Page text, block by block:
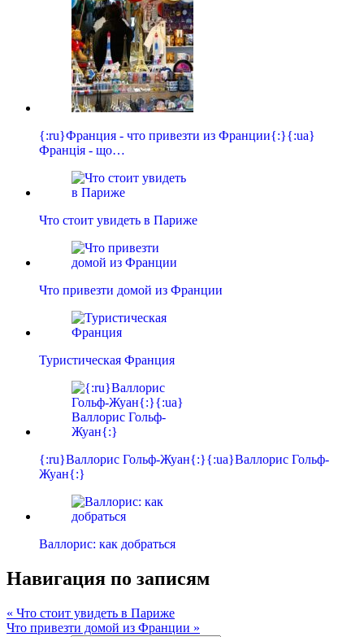
{:ru}Франция - что привезти из Франции{:}{:ua}
Франція - що…
Что стоит увидеть в Париже
Что привезти домой из Франции
Туристическая Франция
{:ru}Валлорис Гольф-Жуан{:}{:ua}Валлорис Гольф-
Жуан{:}
Валлорис: как добраться
Навигация по записям
« Что стоит увидеть в Париже
Что привезти домой из Франции »